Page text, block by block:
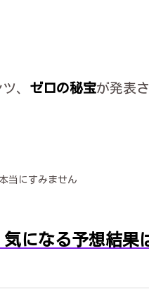
、 ゼロの秘宝が発表
当にすみません
になる予想結果